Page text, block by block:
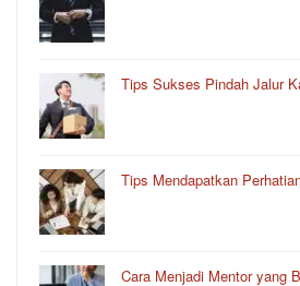
Tips Sukses Pindah Jalur
Tips Mendapatkan
Cara Menjadi Mentor yang